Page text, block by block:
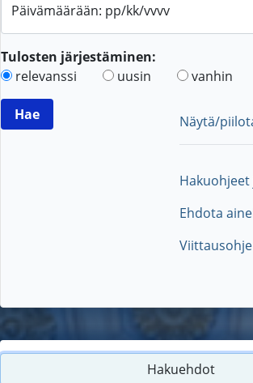
Päivämäärään: pp/kk/vvvv
Tulosten järjestäminen:
relevanssi
uusin vanhin
Näytä/
Ehdota
Viittausohje
Hakuehdot